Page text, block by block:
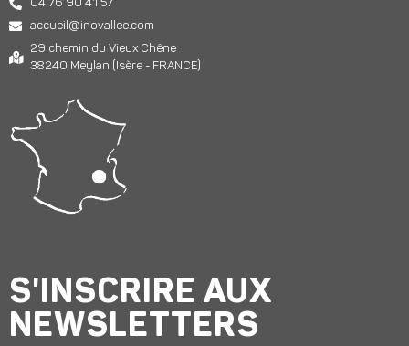
04 76 90 41 57
accueil@inovallee.com
29 chemin du Vieux Chêne
38240 Meylan (Isère - FRANCE)
S'INSCRIRE AUX
NEWSLETTERS